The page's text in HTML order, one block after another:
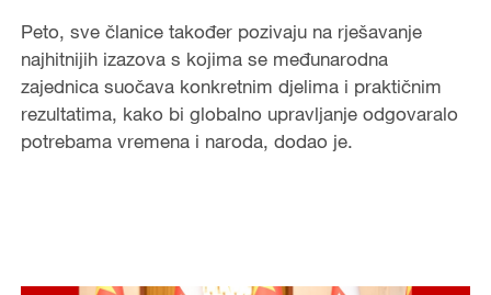
Peto, sve članice također pozivaju na rješavanje
najhitnijih izazova s kojima se međunarodna
zajednica suočava konkretnim djelima i praktičnim
rezultatima, kako bi globalno upravljanje odgovaralo
potrebama vremena i naroda, dodao je.